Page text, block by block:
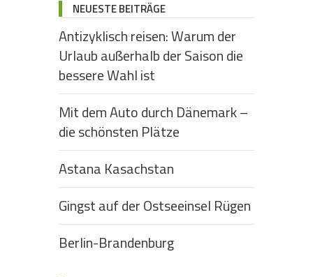
NEUESTE BEITRÄGE
Antizyklisch reisen: Warum der
Urlaub außerhalb der Saison die
bessere Wahl ist
Mit dem Auto durch Dänemark –
die schönsten Plätze
Astana Kasachstan
Gingst auf der Ostseeinsel Rügen
Berlin-Brandenburg